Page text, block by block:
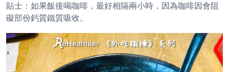
貼士：如果飯後喝咖啡，最好相隔兩小時，因為咖啡因會阻
礙部份鈣質鐵質吸收。